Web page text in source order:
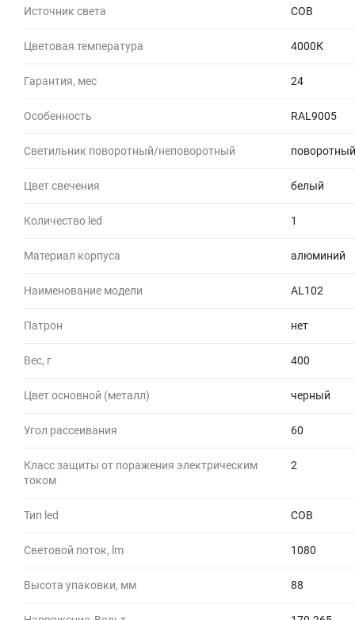
Источник света COB
Цветовая температура 4000К
Гарантия, мес 24
Особенность RAL9005
Светильник поворотный/неповоротный поворотный
Цвет свечения белый
Количество led 1
Материал корпуса алюминий
Наименование модели AL102
Патрон нет
Вес, г 400
Цвет основной (металл) черный
Угол рассеивания 60
Класс защиты от поражения электрическим
током
2
Тип led COB
Световой поток, lm 1080
Высота упаковки, мм 88